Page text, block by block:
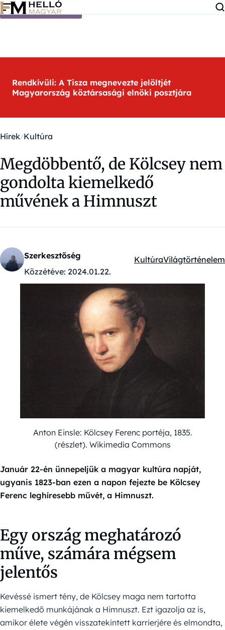
Ugrás a tartalomra
Rendkívüli: A Tisza megnevezte jelöltjét
Magyarország köztársasági elnöki posztjára
Hírek Kultúra
Megdöbbentő, de Kölcsey nem
gondolta kiemelkedő
művének a Himnuszt
Szerkesztőség
Közzétéve: 2024.01.22.
Kategóriák:
KultúraVilágtörténelem
Anton Einsle: Kölcsey Ferenc portéja, 1835.
(részlet). Wikimedia Commons
Január 22-én ünnepeljük a magyar kultúra napját,
ugyanis 1823-ban ezen a napon fejezte be Kölcsey
Ferenc leghíresebb művét, a Himnuszt.
Egy ország meghatározó
műve, számára mégsem
jelentős
Kevéssé ismert tény, de Kölcsey maga nem tartotta
kiemelkedő munkájának a Himnuszt. Ezt igazolja az is,
amikor élete végén visszatekintett karrierjére és elmondta,